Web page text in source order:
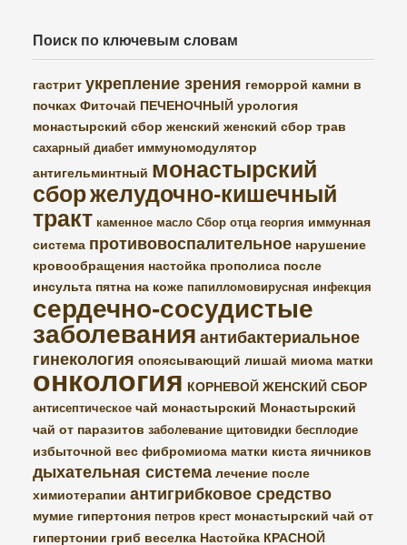
Поиск по ключевым словам
гастрит укрепление зрения геморрой камни в
почках Фиточай ПЕЧЕНОЧНЫЙ урология
монастырский сбор женский женский сбор трав
сахарный диабет иммуномодулятор
антигельминтный монастырский
сборжелудочно-кишечный
тракт каменное масло Сбор отца георгия иммунная
система противовоспалительное нарушение
кровообращения настойка прополиса после
инсульта пятна на коже папилломовирусная инфекция
сердечно-сосудистые
заболевания антибактериальное
гинекология опоясывающий лишай миома матки
онкология КОРНЕВОЙ ЖЕНСКИЙ СБОР
антисептическое чай монастырский Монастырский
чай от паразитов заболевание щитовидки бесплодие
избыточной вес фибромиома матки киста яичников
дыхательная система лечение после
химиотерапии антигрибковое средство
мумие гипертония петров крест монастырский чай от
гипертонии гриб веселка Настойка КРАСНОЙ